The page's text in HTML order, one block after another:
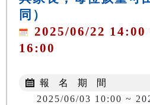
同）
2025/06/22 14:00
16:00
報 名 期 間
2025/06/03 10:00 ~